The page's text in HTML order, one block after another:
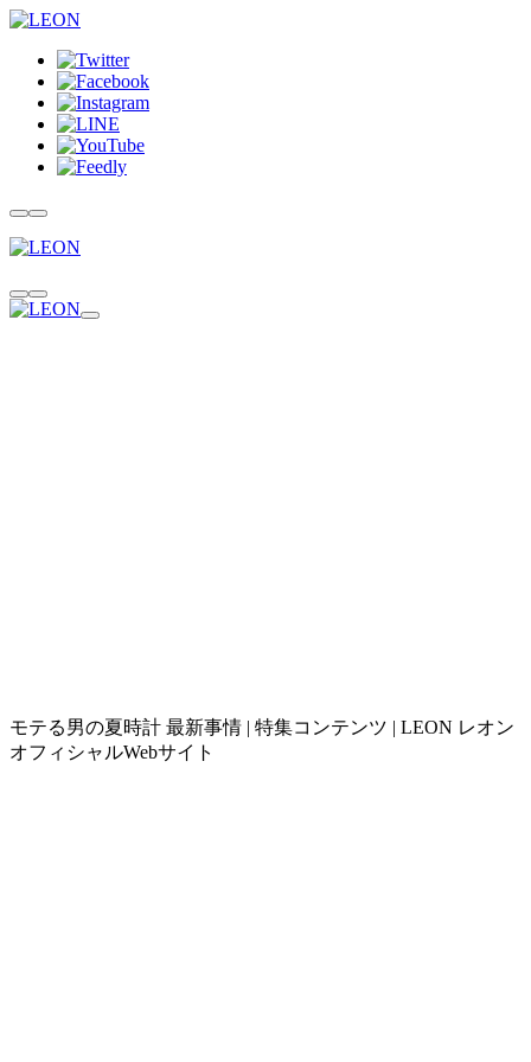
モテる男の夏時計 最新事情 | 特集コンテンツ | LEON レオン
オフィシャルWebサイト